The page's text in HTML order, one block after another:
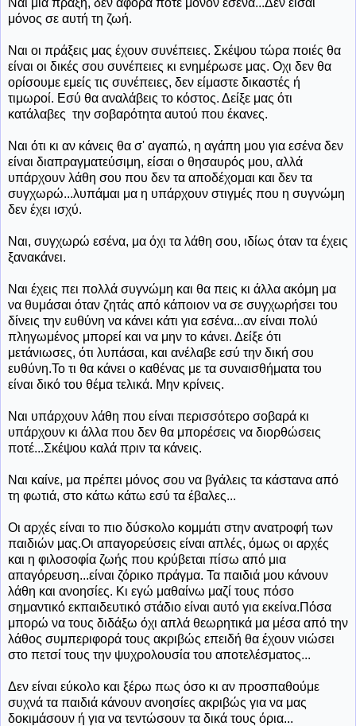
Ναι μια πράξη, δεν αφορά ποτέ μόνον εσένα...Δεν είσαι
μόνος σε αυτή τη ζωή.
Ναι οι πράξεις μας έχουν συνέπειες. Σκέψου τώρα ποιές θα
είναι οι δικές σου συνέπειες κι ενημέρωσε μας. Οχι δεν θα
ορίσουμε εμείς τις συνέπειες, δεν είμαστε δικαστές ή
τιμωροί. Εσύ θα αναλάβεις το κόστος. Δείξε μας ότι
κατάλαβες την σοβαρότητα αυτού που έκανες.
Ναι ότι κι αν κάνεις θα σ' αγαπώ, η αγάπη μου για εσένα δεν
είναι διαπραγματεύσιμη, είσαι ο θησαυρός μου, αλλά
υπάρχουν λάθη σου που δεν τα αποδέχομαι και δεν τα
συγχωρώ...λυπάμαι μα η υπάρχουν στιγμές που η συγνώμη
δεν έχει ισχύ.
Ναι, συγχωρώ εσένα, μα όχι τα λάθη σου, ιδίως όταν τα έχεις
ξανακάνει.
Ναι έχεις πει πολλά συγνώμη και θα πεις κι άλλα ακόμη μα
να θυμάσαι όταν ζητάς από κάποιον να σε συγχωρήσει του
δίνεις την ευθύνη να κάνει κάτι για εσένα...αν είναι πολύ
πληγωμένος μπορεί και να μην το κάνει. Δείξε ότι
μετάνιωσες, ότι λυπάσαι, και ανέλαβε εσύ την δική σου
ευθύνη.Το τι θα κάνει ο καθένας με τα συναισθήματα του
είναι δικό του θέμα τελικά. Μην κρίνεις.
Ναι υπάρχουν λάθη που είναι περισσότερο σοβαρά κι
υπάρχουν κι άλλα που δεν θα μπορέσεις να διορθώσεις
ποτέ...Σκέψου καλά πριν τα κάνεις.
Ναι καίνε, μα πρέπει μόνος σου να βγάλεις τα κάστανα από
τη φωτιά, στο κάτω κάτω εσύ τα έβαλες...
Οι αρχές είναι το πιο δύσκολο κομμάτι στην ανατροφή των
παιδιών μας.Οι απαγορεύσεις είναι απλές, όμως οι αρχές
και η φιλοσοφία ζωής που κρύβεται πίσω από μια
απαγόρευση...είναι ζόρικο πράγμα. Τα παιδιά μου κάνουν
λάθη και ανοησίες. Κι εγώ μαθαίνω μαζί τους πόσο
σημαντικό εκπαιδευτικό στάδιο είναι αυτό για εκείνα.Πόσα
μπορώ να τους διδάξω όχι απλά θεωρητικά μα μέσα από την
λάθος συμπεριφορά τους ακριβώς επειδή θα έχουν νιώσει
στο πετσί τους την ψυχρολουσία του αποτελέσματος...
Δεν είναι εύκολο και ξέρω πως όσο κι αν προσπαθούμε
συχνά τα παιδιά κάνουν ανοησίες ακριβώς για να μας
δοκιμάσουν ή για να τεντώσουν τα δικά τους όρια...